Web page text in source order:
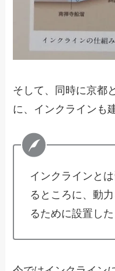
そして、同時に京都
に、インクラインも
インクラインと
るところに、動
るために設置し